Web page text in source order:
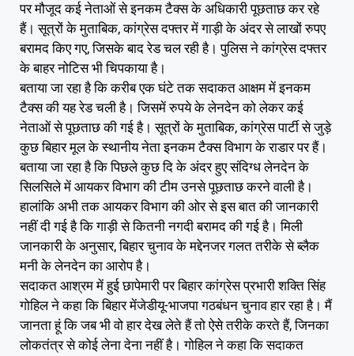
पर मौजूद कई नेताओं से इनकम टैक्स के अधिकारी पूछताछ कर रहे
हैं। सूत्रों के मुताबिक, कांग्रेस दफ्तर में गाड़ी के अंदर से लाखों रुपए
बरामद किए गए, जिसके बाद रेड चल रही है। पुलिस ने कांग्रेस दफ्तर
के बाहर नोटिस भी चिपकाया है।
बताया जा रहा है कि करीब एक घंटे तक सदाकत आक्षम में इनकम
टैक्स की यह रेड चली है। जिसमें रुपये के लेनदेन को लेकर कई
नेताओं से पूछताछ की गई है। सूत्रों के मुताबिक, कांग्रेस पार्टी से जुड़े
कुछ बिहार मूल के स्थानीय नेता इनकम टैक्स विभाग के राडार पर हैं।
बताया जा रहा है कि पिछले कुछ दि के अंदर हुए संदिग्ध लेनदेन के
सिलसिले में आयकर विभाग की टीम उनसे पूछताछ करने वाली है।
हालांकि अभी तक आयकर विभाग की ओर से इस बात की जानकारी
नहीं दी गई है कि गाड़ी से कितनी नगदी बरामद की गई है। मिली
जानकारी के अनुसार, बिहार चुनाव के मद्देनजर गलत तरीके से ब्लैक
मनी के लेनदेन का आरोप है।
सदाकत आश्रम में हुई छापेमारी पर बिहार कांग्रेस प्रभारी शक्ति सिंह
गोहिल ने कहा कि बिहार मेंजेडीयू-भाजपा गठबंधन चुनाव हार रहा है। मैं
जानता हूं कि जब भी वो हार देख लेते हैं तो ऐसे तरीके करते हैं, जिनका
लोकतंत्र से कोई लेना देना नहीं है। गोहिल ने कहा कि सदाकत